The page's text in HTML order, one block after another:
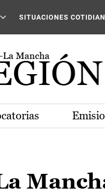
SITUACIONES